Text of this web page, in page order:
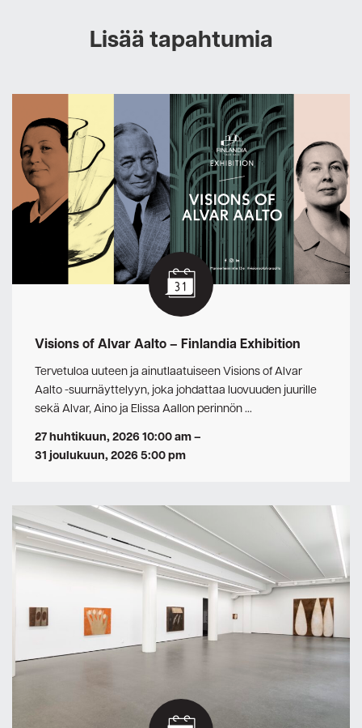
Lisää tapahtumia
Visions of Alvar Aalto – Finlandia Exhibition
Tervetuloa uuteen ja ainutlaatuiseen Visions of Alvar
Aalto -suurnäyttelyyn, joka johdattaa luovuuden juurille
sekä Alvar, Aino ja Elissa Aallon perinnön …
27 huhtikuun, 2026 10:00 am–
31 joulukuun, 2026 5:00 pm